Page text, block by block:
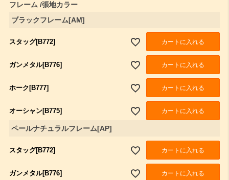
フレーム 張地カラー
ブラックフレーム[AM]
スタッグ[B772] カートに入れる
ガンメタル[B776] カートに入れる
ホーク[B777] カートに入れる
オーシャン[B775] カートに入れる
ペールナチュラルフレーム[AP]
スタッグ[B772] カートに入れる
ガンメタル[B776] カートに入れる